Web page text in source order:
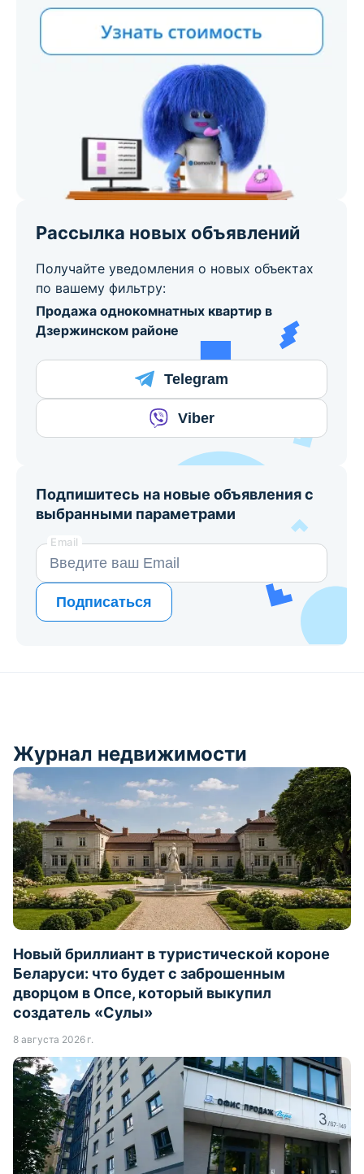
Рассылка новых объявлений
Получайте уведомления о новых объектах
по вашему фильтру:
Продажа однокомнатных квартир в
Дзержинском районе
Telegram
Viber
Подпишитесь на новые объявления с
выбранными параметрами
Email
Подписаться
Журнал недвижимости
Новый бриллиант в туристической короне
Беларуси: что будет с заброшенным
дворцом в Опсе, который выкупил
создатель «Сулы»
8 августа 2026 г.